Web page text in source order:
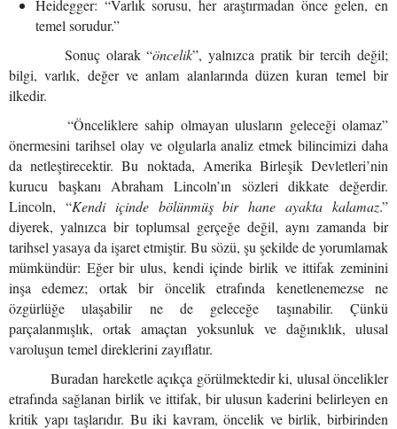
Heidegger: “Varlık sorusu, her araştırmadan önce gelen, en
temel sorudur.”
Sonuç olarak “öncelik”, yalnızca pratik bir tercih değil;
bilgi, varlık, değer ve anlam alanlarında düzen kuran temel bir
ilkedir.
“Önceliklere sahip olmayan ulusların geleceği olamaz”
önermesini tarihsel olay ve olgularla analiz etmek bilincimizi daha
da netleştirecektir. Bu noktada, Amerika Birleşik Devletleri’nin
kurucu başkanı Abraham Lincoln’ın sözleri dikkate değerdir.
Lincoln, “Kendi içinde bölünmüş bir hane ayakta kalamaz.”
diyerek, yalnızca bir toplumsal gerçeğe değil, aynı zamanda bir
tarihsel yasaya da işaret etmiştir. Bu sözü, şu şekilde de yorumlamak
mümkündür: Eğer bir ulus, kendi içinde birlik ve ittifak zeminini
inşa edemez; ortak bir öncelik etrafında kenetlenemezse ne
özgürlüğe ulaşabilir ne de geleceğe taşınabilir. Çünkü
parçalanmışlık, ortak amaçtan yoksunluk ve dağınıklık, ulusal
varoluşun temel direklerini zayıflatır.
Buradan hareketle açıkça görülmektedir ki, ulusal öncelikler
etrafında sağlanan birlik ve ittifak, bir ulusun kaderini belirleyen en
kritik yapı taşlarıdır. Bu iki kavram, öncelik ve birlik, birbirinden